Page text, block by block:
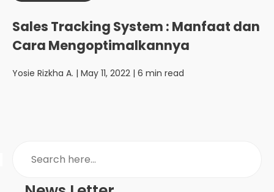
Sales Tracking System : Manfaat dan
Cara Mengoptimalkannya
Yosie Rizkha A. | May 11, 2022 | 6 min read